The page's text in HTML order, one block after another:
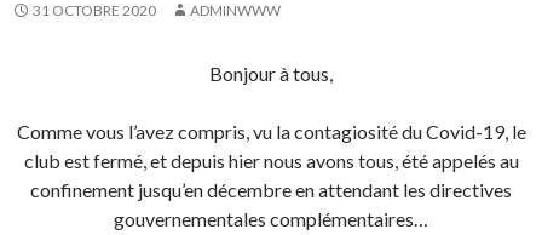
31 OCTOBRE 2020 ADMINWWW
Bonjour à tous,
Comme vous l’avez compris, vu la contagiosité du Covid-19, le
club est fermé, et depuis hier nous avons tous, été appelés au
confinement jusqu’en décembre en attendant les directives
gouvernementales complémentaires…